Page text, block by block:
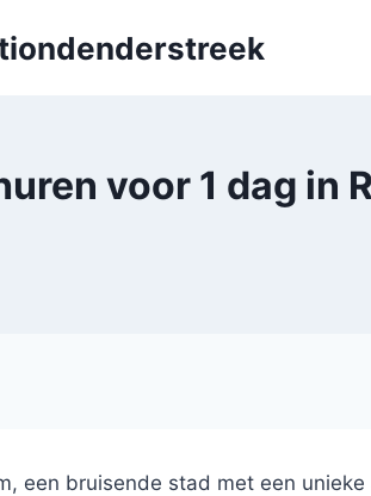
voor 1 dag in
een bruisende stad met een